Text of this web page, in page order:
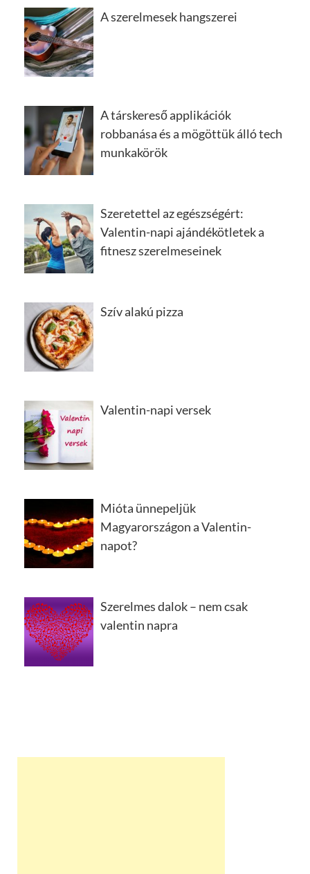
A szerelmesek hangszerei
A társkereső applikációk
robbanása és a mögöttük álló tech
munkakörök
Szeretettel az egészségért:
Valentin-napi ajándékötletek a
fitnesz szerelmeseinek
Szív alakú pizza
Valentin-napi versek
Mióta ünnepeljük
Magyarországon a Valentin-
napot?
Szerelmes dalok – nem csak
valentin napra